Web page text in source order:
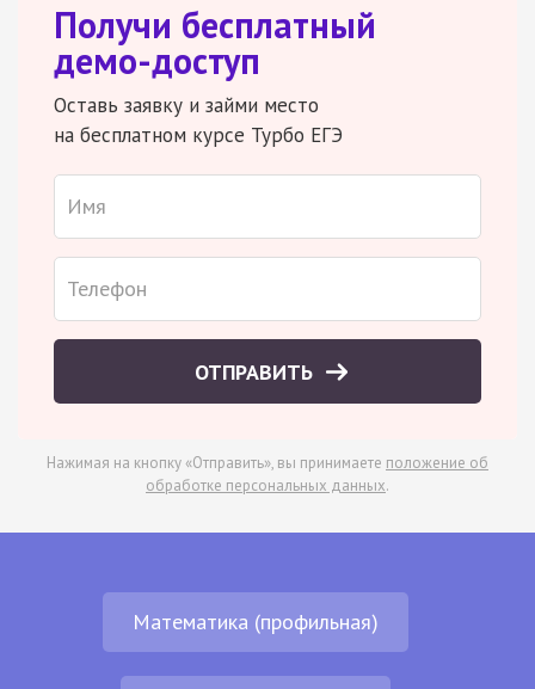
Получи бесплатный
демо-доступ
Оставь заявку и займи место
на бесплатном курсе Турбо ЕГЭ
ОТПРАВИТЬ
Нажимая на кнопку «Отправить», вы принимаете положение об
обработке персональных данных.
Математика (профильная)